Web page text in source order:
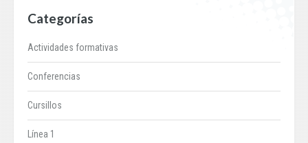
Categorías
Actividades formativas
Conferencias
Cursillos
Línea 1